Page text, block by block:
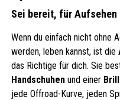
Sei bereit, für Aufsehen
Wenn du einfach nicht ohne
werden, leben kannst, ist die
das Richtige für dich. Sie
Handschuhenund einer
jede Offroad-Kurve, jeden